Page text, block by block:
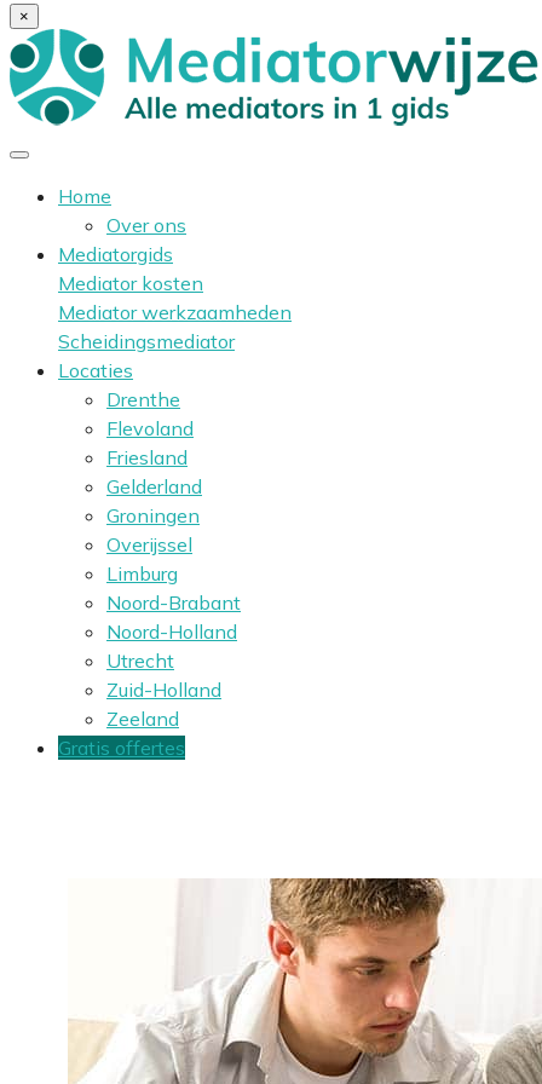
×
Home
Over ons
Mediatorgids
Mediator kosten
Mediator werkzaamheden
Scheidingsmediator
Locaties
Drenthe
Flevoland
Friesland
Gelderland
Groningen
Overijssel
Limburg
Noord-Brabant
Noord-Holland
Utrecht
Zuid-Holland
Zeeland
Gratis offertes